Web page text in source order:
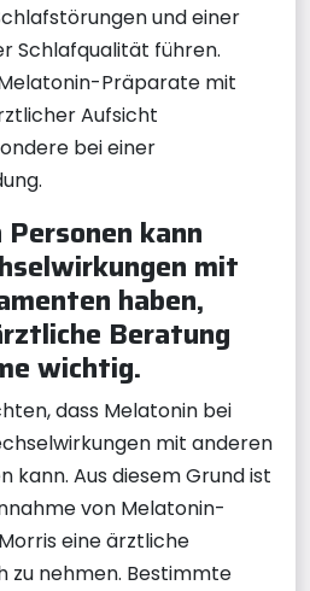
und einer
Schlafqualität führen.
Präparate mit
Aufsicht
bei einer
kann
mit
haben,
Beratung
wichtig.
dass Melatonin bei
mit anderen
kann. Aus diesem Grund ist
von Melatonin-
eine ärztliche
zu nehmen. Bestimmte